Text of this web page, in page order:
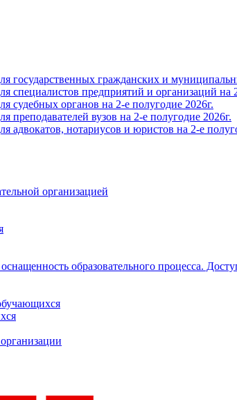
государственных гражданских и
предприятий и организаций на
органов на 2-е полугодие 2026г.
вузов на 2-е полугодие 2026г.
нотариусов и юристов на 2-е
организацией
образовательного процесса.